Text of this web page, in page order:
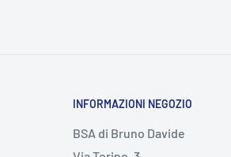
INFORMAZIONI NEGOZIO
BSA di Bruno Davide